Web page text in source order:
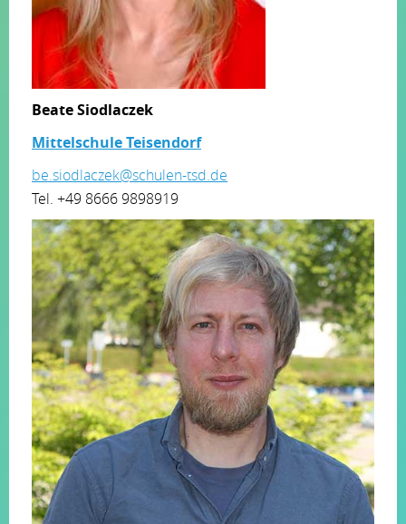
Beate Siodlaczek
Mittelschule Teisendorf
be.siodlaczek@schulen-tsd.de
Tel. +49 8666 9898919